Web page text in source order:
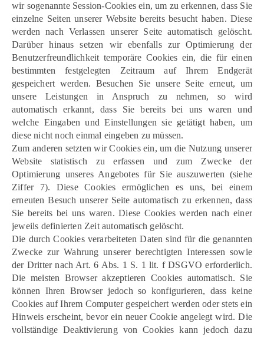
wir sogenannte Session-Cookies ein, um zu erkennen, dass Sie
einzelne Seiten unserer Website bereits besucht haben. Diese
werden nach Verlassen unserer Seite automatisch gelöscht.
Darüber hinaus setzen wir ebenfalls zur Optimierung der
Benutzerfreundlichkeit temporäre Cookies ein, die für einen
bestimmten festgelegten Zeitraum auf Ihrem Endgerät
gespeichert werden. Besuchen Sie unsere Seite erneut, um
unsere Leistungen in Anspruch zu nehmen, so wird
automatisch erkannt, dass Sie bereits bei uns waren und
welche Eingaben und Einstellungen sie getätigt haben, um
diese nicht noch einmal eingeben zu müssen.
Zum anderen setzten wir Cookies ein, um die Nutzung unserer
Website statistisch zu erfassen und zum Zwecke der
Optimierung unseres Angebotes für Sie auszuwerten (siehe
Ziffer 7). Diese Cookies ermöglichen es uns, bei einem
erneuten Besuch unserer Seite automatisch zu erkennen, dass
Sie bereits bei uns waren. Diese Cookies werden nach einer
jeweils definierten Zeit automatisch gelöscht.
Die durch Cookies verarbeiteten Daten sind für die genannten
Zwecke zur Wahrung unserer berechtigten Interessen sowie
der Dritter nach Art. 6 Abs. 1 S. 1 lit. f DSGVO erforderlich.
Die meisten Browser akzeptieren Cookies automatisch. Sie
können Ihren Browser jedoch so konfigurieren, dass keine
Cookies auf Ihrem Computer gespeichert werden oder stets ein
Hinweis erscheint, bevor ein neuer Cookie angelegt wird. Die
vollständige Deaktivierung von Cookies kann jedoch dazu